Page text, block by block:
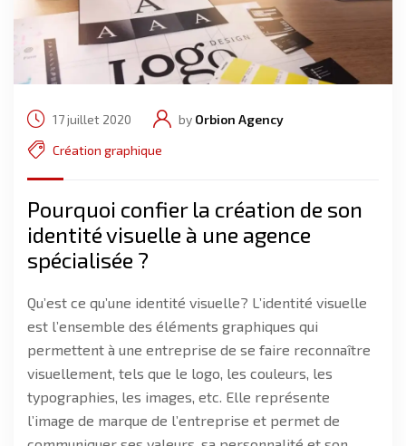
17 juillet 2020 by Orbion Agency
Création graphique
Pourquoi confier la création de son
identité visuelle à une agence
spécialisée ?
Qu’est ce qu’une identité visuelle? L’identité visuelle
est l’ensemble des éléments graphiques qui
permettent à une entreprise de se faire reconnaître
visuellement, tels que le logo, les couleurs, les
typographies, les images, etc. Elle représente
l’image de marque de l’entreprise et permet de